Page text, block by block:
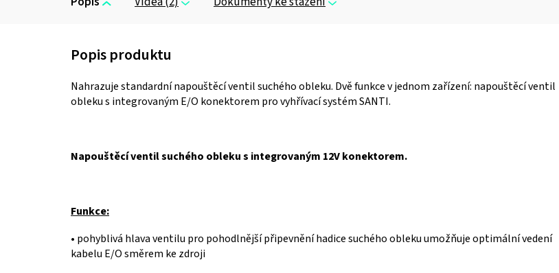
Nahrazuje standardní napouštěcí ventil suchého obleku. Dvě funkce v jednom zařízení: napouštěcí ventil
obleku s integrovaným E/O konektorem pro vyhřívací systém SANTI.
Napouštěcí ventil suchého obleku s integrovaným 12V konektorem.
Funkce:
• pohyblivá hlava ventilu pro pohodlnější připevnění hadice suchého obleku umožňuje optimální vedení
kabelu E/O směrem ke zdroji